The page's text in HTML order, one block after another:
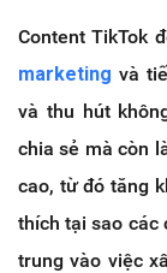
Content TikTok
marketing và
và thu hút
chia sẻ mà còn
cao, từ đó tăng
thích tại sao các
trung vào việc